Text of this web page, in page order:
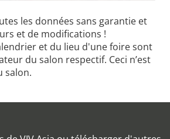
les données sans garantie et
et de modifications !
et du lieu d'une foire sont
du salon respectif. Ceci n’est
salon.